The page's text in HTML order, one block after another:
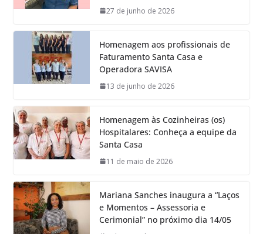
27 de junho de 2026
Homenagem aos profissionais de
Faturamento Santa Casa e
Operadora SAVISA
13 de junho de 2026
Homenagem às Cozinheiras (os)
Hospitalares: Conheça a equipe da
Santa Casa
11 de maio de 2026
Mariana Sanches inaugura a “Laços
e Momentos – Assessoria e
Cerimonial” no próximo dia 14/05